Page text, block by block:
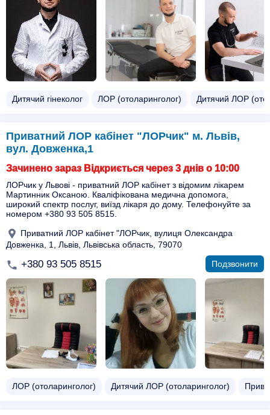
Дитячий гінеколог ЛОР (отоларинголог) Дитячий ЛОР
Приватний ЛОР кабінет "ЛОРчик" м. Львів,
вул. Довженка,1
Зачинено зараз Відкриється через 3 днів о 10:00
ЛОРчик у Львові - приватний ЛОР кабінет з відомим лікарем
Мартинник Оксаною. Кваліфікована медична допомога,
широкий спектр послуг, виїзд лікаря до дому. Телефонуйте за
номером +380 93 505 8515.
Приватний ЛОР кабінет "ЛОРчик, вулиця Олександра
Довженка, 1, Львів, Львівська область, 79070
+380 93 505 8515 Подзвонити
ЛОР (отоларинголог) Дитячий ЛОР (отоларинголог)